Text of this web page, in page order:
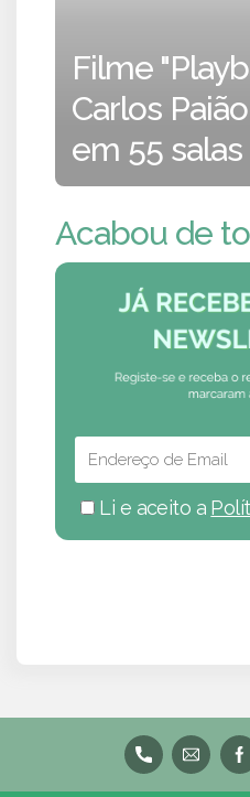
Filme
Carlos
em 55
Acabou de
Li e aceito a